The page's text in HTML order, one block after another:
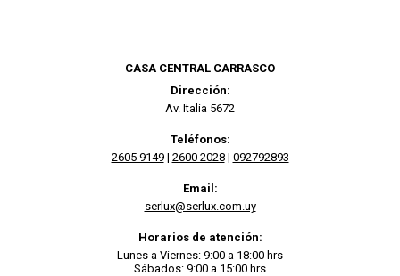
CASA CENTRAL CARRASCO
Dirección:
Av. Italia 5672
Teléfonos:
2605 9149| 2600 2028| 092792893
Email:
serlux@serlux.com.uy
Horarios de atención:
Lunes a Viernes: 9:00 a 18:00 hrs
Sábados: 9:00 a 15:00 hrs